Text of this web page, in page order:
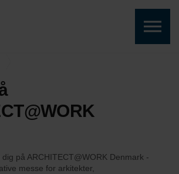
på ARCHITECT@WORK Denmark -
messe for arkitekter,